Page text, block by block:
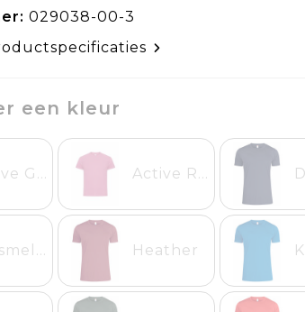
029038-00-3
een kleur
Active Groen Active Roze
Grijsmelange Heather